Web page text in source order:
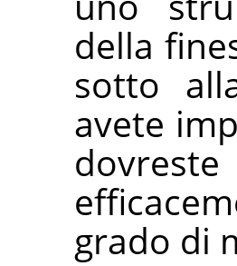
della
sotto
avete
grado di